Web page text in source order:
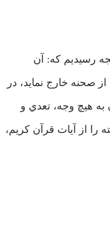
رسيديم كه: آن
صحنه خارج نمايد، در
به هيچ وجه، تعدي و
را از آيات قرآن كريم،